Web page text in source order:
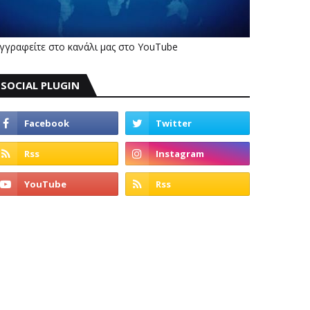
στο κανάλι μας στο YouTube
SOCIAL PLUGIN